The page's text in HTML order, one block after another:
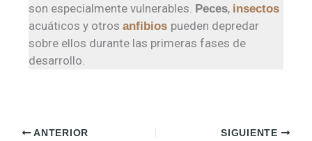
son especialmente vulnerables. Peces, insectos
acuáticos y otrosanfibios pueden depredar
sobre ellos durante las primeras fases de
desarrollo.
ANTERIOR SIGUIENTE